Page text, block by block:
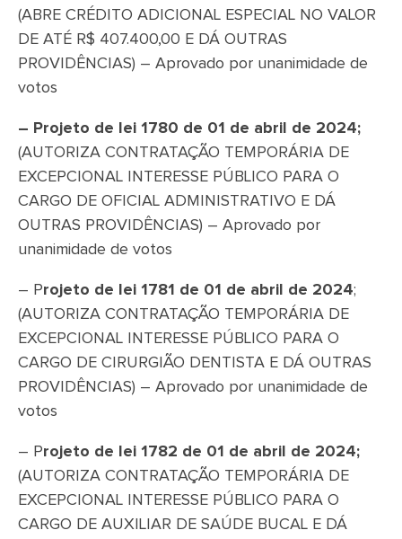
(ABRE CRÉDITO ADICIONAL ESPECIAL NO VALOR
DE ATÉ R$ 407.400,00 E DÁ OUTRAS
PROVIDÊNCIAS) – Aprovado por unanimidade de
votos
– Projeto de lei 1780 de 01 de abril de 2024;
(AUTORIZA CONTRATAÇÃO TEMPORÁRIA DE
EXCEPCIONAL INTERESSE PÚBLICO PARA O
CARGO DE OFICIAL ADMINISTRATIVO E DÁ
OUTRAS PROVIDÊNCIAS) – Aprovado por
unanimidade de votos
– Projeto de lei 1781 de 01 de abril de 2024;
(AUTORIZA CONTRATAÇÃO TEMPORÁRIA DE
EXCEPCIONAL INTERESSE PÚBLICO PARA O
CARGO DE CIRURGIÃO DENTISTA E DÁ OUTRAS
PROVIDÊNCIAS) – Aprovado por unanimidade de
votos
– Projeto de lei 1782 de 01 de abril de 2024;
(AUTORIZA CONTRATAÇÃO TEMPORÁRIA DE
EXCEPCIONAL INTERESSE PÚBLICO PARA O
CARGO DE AUXILIAR DE SAÚDE BUCAL E DÁ